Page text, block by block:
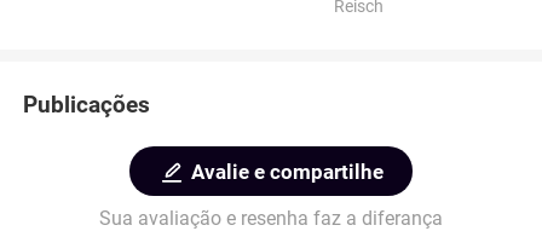
Reisch
Publicações
Avalie e compartilhe
Sua avaliação e resenha faz a diferança